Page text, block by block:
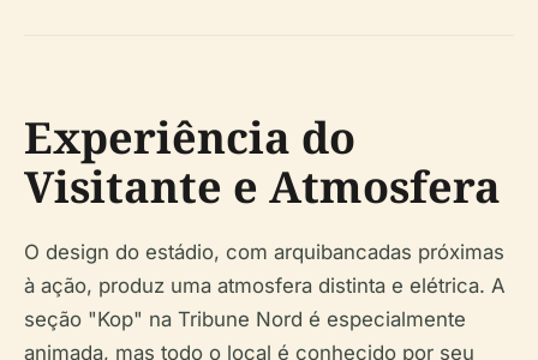
Experiência do
Visitante e Atmosfera
O design do estádio, com arquibancadas próximas
à ação, produz uma atmosfera distinta e elétrica. A
seção "Kop" na Tribune Nord é especialmente
animada, mas todo o local é conhecido por seu